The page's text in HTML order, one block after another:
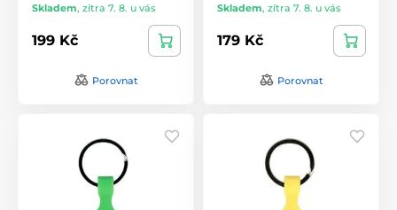
Skladem, zítra 7. 8. u vás
199 Kč
Porovnat
Skladem, zítra 7. 8. u vás
179 Kč
Porovnat